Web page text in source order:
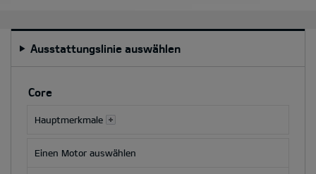
Ausstattungslinie auswählen
Auswahl
Besatz-
Farboption
Core
Hauptmerkmale
Einen Motor auswählen